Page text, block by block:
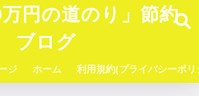
万円の道のり」節約
ブログ
ジ ホーム 利用規約(プライバシーポリ